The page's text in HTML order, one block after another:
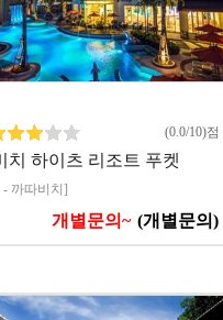
(0.0/10)점
치 하이츠 리조트 푸켓
- 까따비치]
개별문의~ (개별문의)